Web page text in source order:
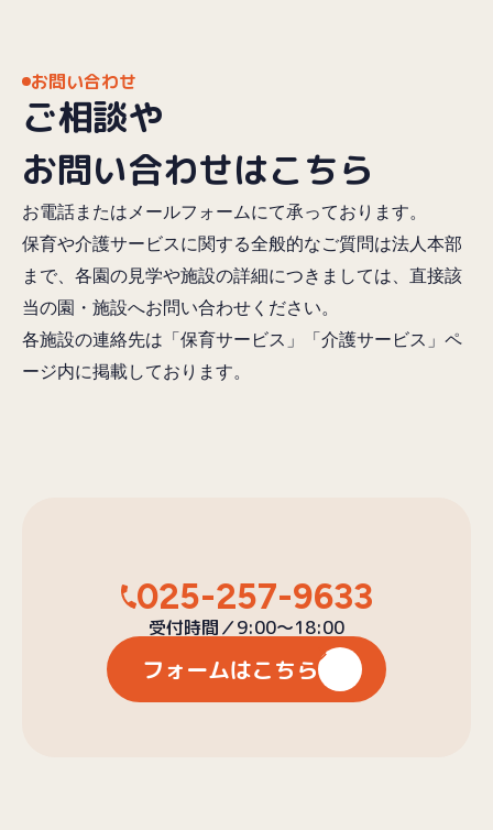
お問い合わせ
ご相談や
お問い合わせはこちら
お電話またはメールフォームにて承っております。
保育や介護サービスに関する全般的なご質問は法人本部
まで、各園の見学や施設の詳細につきましては、直接該
当の園・施設へお問い合わせください。
各施設の連絡先は「保育サービス」「介護サービス」ペ
ージ内に掲載しております。
025-257-9633
受付時間／9:00〜18:00
フォームはこちら